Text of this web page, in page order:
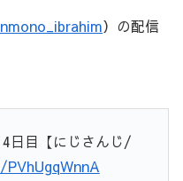
）の配信
日目【にじさんじ/